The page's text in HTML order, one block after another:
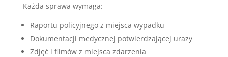
Każda sprawa wymaga:
Raportu policyjnego z miejsca wypadku
Dokumentacji medycznej potwierdzającej urazy
Zdjęć i filmów z miejsca zdarzenia